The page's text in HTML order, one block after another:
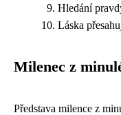
Hledání
Láska
Milenec z
Představa milence z